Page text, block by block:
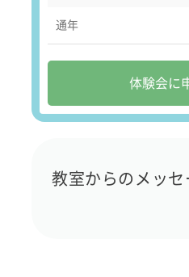
通年
体験会に
教室からのメッセ